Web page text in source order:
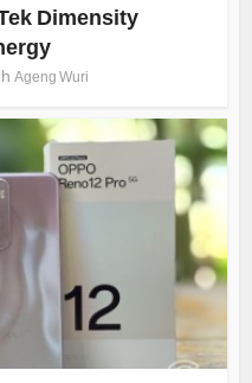
Dimensity
Ageng Wuri